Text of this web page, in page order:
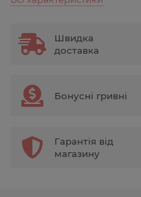
Швидка
доставка
Бонусні гривні
Гарантія від
магазину